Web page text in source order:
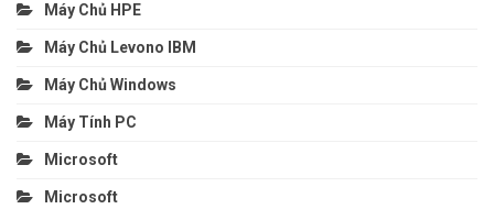
Máy Chủ HPE
Máy Chủ Levono IBM
Máy Chủ Windows
Máy Tính PC
Microsoft
Microsoft